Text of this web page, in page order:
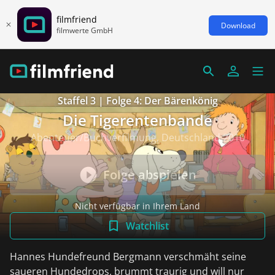
filmfriend
filmwerte GmbH Download
Staffel 3 | Folge 4: Der Bärenkönig
Die Tigerentenbande
Abenteuer/Buchverfilmung, Deutschland 2010
Folge abspielen
Nicht verfügbar in Ihrem Land
Watchlist
Hannes Hundefreund Bergmann verschmäht seine
saueren Hundedrops, brummt traurig und will nur